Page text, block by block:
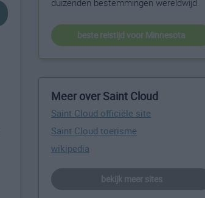
duizenden bestemmingen wereldwijd.
beste reistijd voor Minnesota
Meer over Saint Cloud
Saint Cloud officiële site
Saint Cloud toerisme
wikipedia
bekijk meer sites